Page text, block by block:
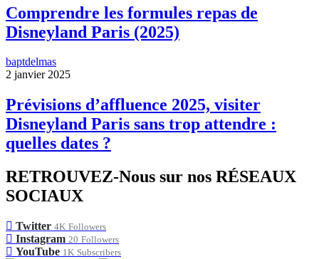
Comprendre les formules repas de
Disneyland Paris (2025)
baptdelmas
2 janvier 2025
Prévisions d’affluence 2025, visiter
Disneyland Paris sans trop attendre :
quelles dates ?
RETROUVEZ-Nous sur nos RÉSEAUX
SOCIAUX
Twitter 4K Followers
Instagram 20 Followers
YouTube 1K Subscribers